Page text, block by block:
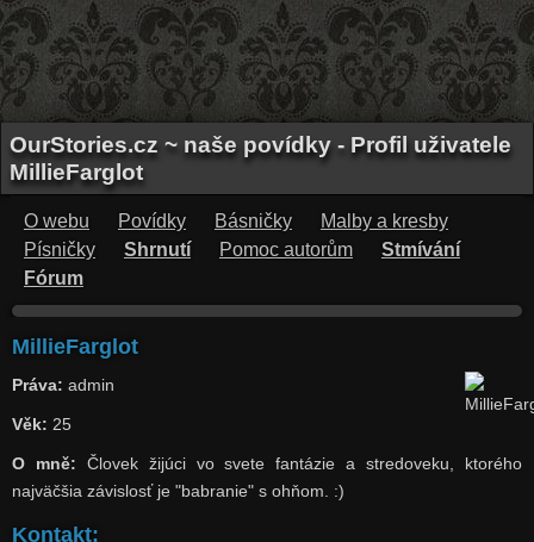
OurStories.cz ~ naše povídky - Profil uživatele
MillieFarglot
O webu Povídky Básničky
Malby a kresby
Písničky
Shrnutí Pomoc autorům
Stmívání
Fórum
MillieFarglot
Práva: admin
Věk: 25
O mně: Človek žijúci vo svete fantázie a stredoveku, ktorého
najväčšia závislosť je "babranie" s ohňom. :)
Kontakt: